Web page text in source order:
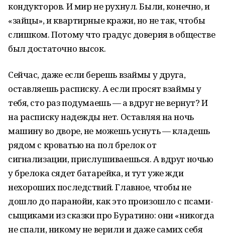
кондукторов. И мир не рухнул. Были, конечно, и
«зайцы», и квартирные кражи, но не так, чтобы
слишком. Потому что градус доверия в обществе
был достаточно высок.
Сейчас, даже если берешь взаймы у друга,
оставляешь расписку. А если просят взаймы у
тебя, сто раз подумаешь — а вдруг не вернут? И
на расписку надежды нет. Оставляя на ночь
машину во дворе, не можешь уснуть — кладешь
рядом с кроватью на пол брелок от
сигнализации, прислушиваешься. А вдруг ночью
у брелока сядет батарейка, и тут уже жди
нехороших последствий. Главное, чтобы не
дошло до паранойи, как это произошло с псами-
сыщиками из сказки про Буратино: они «никогда
не спали, никому не верили и даже самих себя